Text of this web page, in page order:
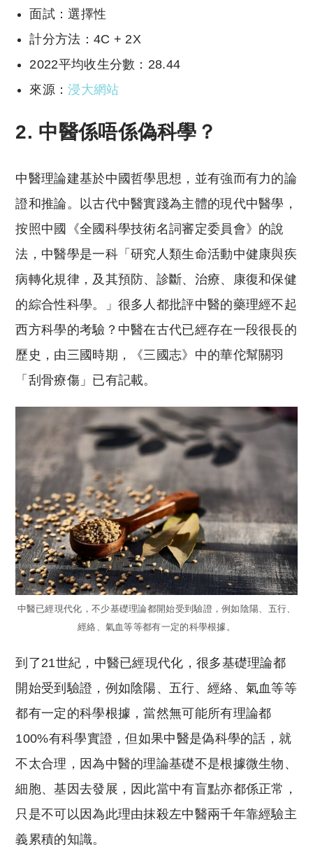
面試：選擇性
計分方法：4C + 2X
2022平均收生分數：28.44
來源：浸大網站
2. 中醫係唔係偽科學？
中醫理論建基於中國哲學思想，並有強而有力的論
證和推論。以古代中醫實踐為主體的現代中醫學，
按照中國《全國科學技術名詞審定委員會》的說
法，中醫學是一科「研究人類生命活動中健康與疾
病轉化規律，及其預防、診斷、治療、康復和保健
的綜合性科學。」很多人都批評中醫的藥理經不起
西方科學的考驗？中醫在古代已經存在一段很長的
歷史，由三國時期，《三國志》中的華佗幫關羽
「刮骨療傷」已有記載。
中醫已經現代化，不少基礎理論都開始受到驗證，例如陰陽、五行、
經絡、氣血等等都有一定的科學根據。
到了21世紀，中醫已經現代化，很多基礎理論都
開始受到驗證，例如陰陽、五行、經絡、氣血等等
都有一定的科學根據，當然無可能所有理論都
100%有科學實證，但如果中醫是偽科學的話，就
不太合理，因為中醫的理論基礎不是根據微生物、
細胞、基因去發展，因此當中有盲點亦都係正常，
只是不可以因為此理由抹殺左中醫兩千年靠經驗主
義累積的知識。